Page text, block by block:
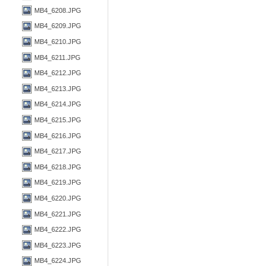
MB4_6208.JPG
MB4_6209.JPG
MB4_6210.JPG
MB4_6211.JPG
MB4_6212.JPG
MB4_6213.JPG
MB4_6214.JPG
MB4_6215.JPG
MB4_6216.JPG
MB4_6217.JPG
MB4_6218.JPG
MB4_6219.JPG
MB4_6220.JPG
MB4_6221.JPG
MB4_6222.JPG
MB4_6223.JPG
MB4_6224.JPG